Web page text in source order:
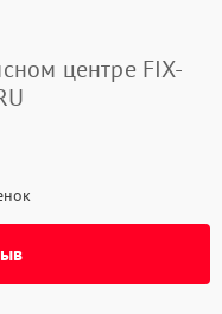
центре FIX-